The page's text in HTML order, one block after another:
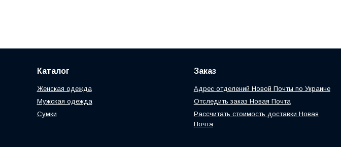
Каталог
Женская одежда
Мужская одежда
Сумки
Заказ
Адрес отделений Новой Почты по Украине
Отследить заказ Новая Почта
Рассчитать стоимость доставки Новая
Почта